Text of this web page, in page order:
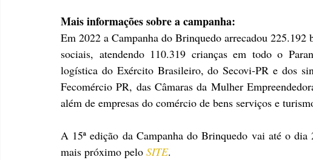
Mais informações sobre a campanha:
Em 2022 a Campanha do Brinquedo arrecadou
sociais, atendendo 110.319 crianças em todo o
logística do Exército Brasileiro, do Secovi-PR e dos
Fecomércio PR, das Câmaras da Mulher
além de empresas do comércio de bens serviços e
A 15ª edição da Campanha do Brinquedo vai até o
mais próximo pelo SITE.